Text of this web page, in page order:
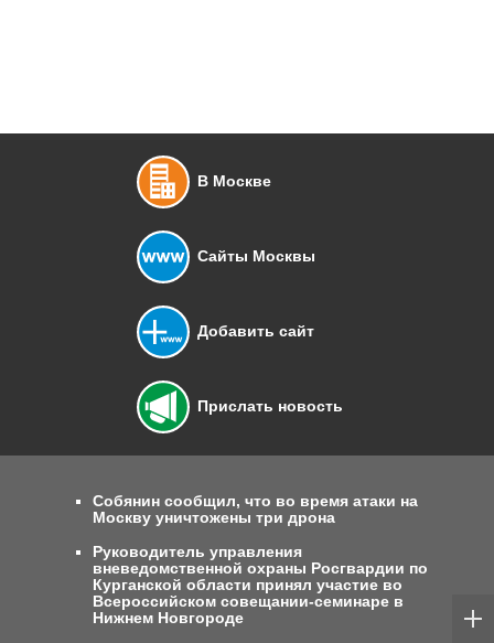
В Москве
Сайты Москвы
Добавить сайт
Прислать новость
Собянин сообщил, что во время атаки на
Москву уничтожены три дрона
Руководитель управления
вневедомственной охраны Росгвардии по
Курганской области принял участие во
Всероссийском совещании-семинаре в
Нижнем Новгороде